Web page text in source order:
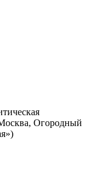
Огородный